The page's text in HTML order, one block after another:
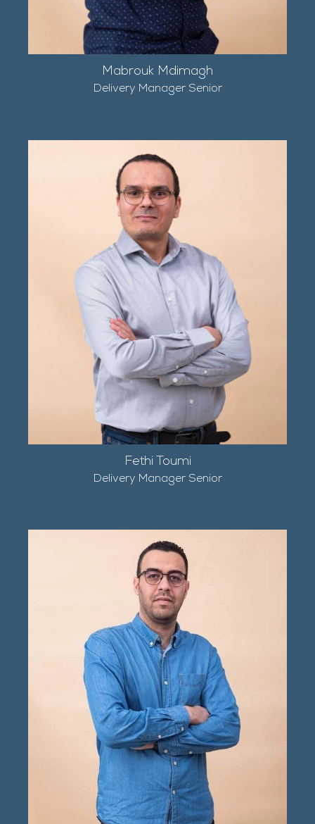
Mabrouk Mdimagh
Delivery Manager Senior
Fethi Toumi
Delivery Manager Senior​